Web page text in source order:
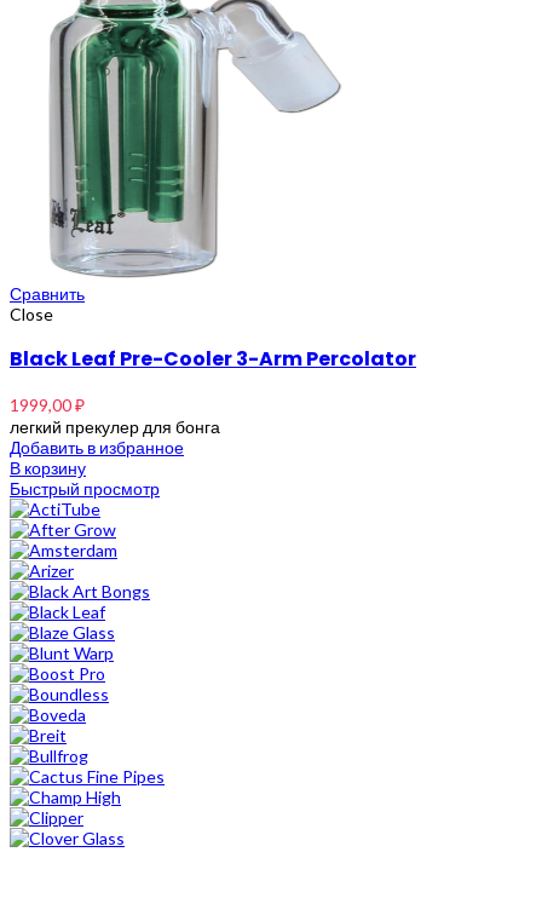
Сравнить
Close
Black Leaf Pre-Cooler 3-Arm Percolator
1999,00₽
легкий прекулер для бонга
Добавить в избранное
В корзину
Быстрый просмотр